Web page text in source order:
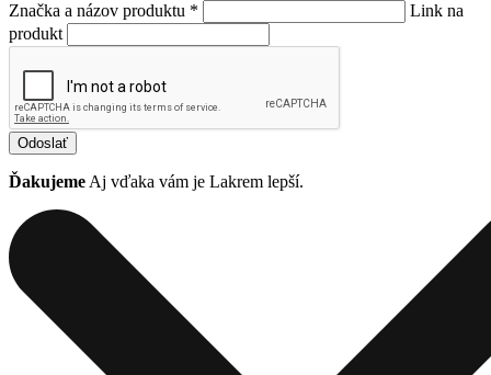
Značka a názov produktu *
Link na
produkt
Odoslať
Ďakujeme Aj vďaka vám je Lakrem lepší.